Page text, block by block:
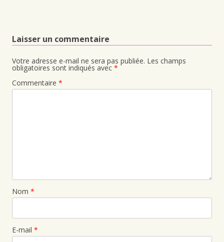
Laisser un commentaire
Votre adresse e-mail ne sera pas publiée. Les champs
obligatoires sont indiqués avec *
Commentaire *
Nom *
E-mail *